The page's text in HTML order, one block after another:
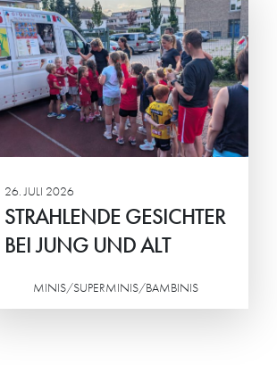
26. JULI 2026
STRAHLENDE GESICHTER
BEI JUNG UND ALT
MINIS/SUPERMINIS/BAMBINIS